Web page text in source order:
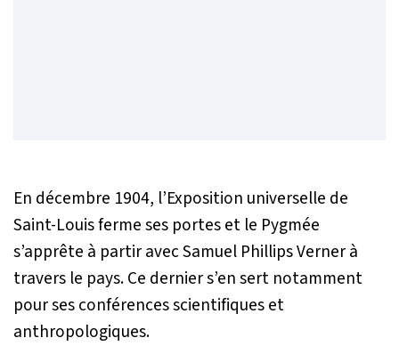
En décembre 1904, l’Exposition universelle de
Saint-Louis ferme ses portes et le Pygmée
s’apprête à partir avec Samuel Phillips Verner à
travers le pays. Ce dernier s’en sert notamment
pour ses conférences scientifiques et
anthropologiques.